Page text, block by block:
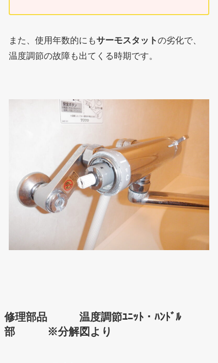
また、 使用年数的にもサーモスタットの劣化で、
温度調節の故障も出てくる時期です。
修理部品 温度調節ﾕﾆｯﾄ・ﾊﾝﾄﾞﾙ
部 ※分解図より